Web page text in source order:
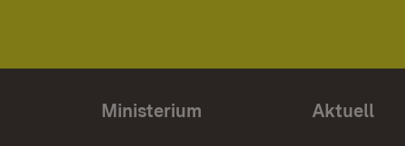
Ministerium Aktuell